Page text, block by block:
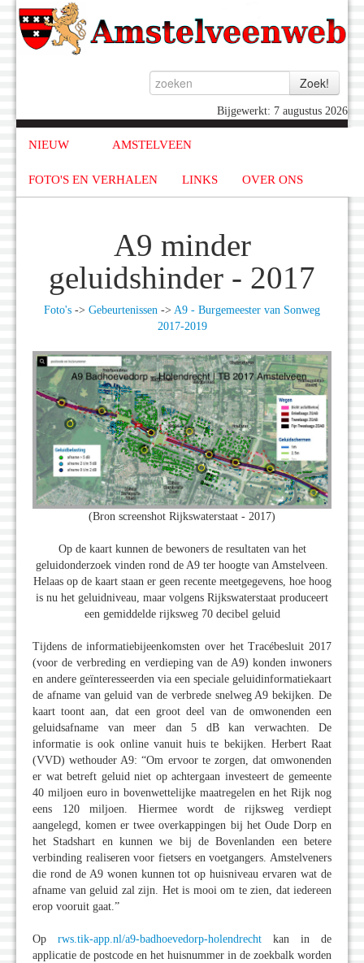
Bijgewerkt: 7 augustus 2026
NIEUW AMSTELVEEN
FOTO'S EN VERHALEN LINKS OVER ONS
A9 minder
geluidshinder - 2017
Foto's -> Gebeurtenissen -> A9 - Burgemeester van Sonweg
2017-2019
(Bron screenshot Rijkswaterstaat - 2017)
Op de kaart kunnen de bewoners de resultaten van het
geluidonderzoek vinden rond de A9 ter hoogte van Amstelveen.
Helaas op de kaart staan er geen recente meetgegevens, hoe hoog
is nu het geluidniveau, maar volgens Rijkswaterstaat produceert
een gemiddelde rijksweg 70 decibel geluid
Tijdens de informatiebijeenkomsten over het Tracébesluit 2017
(voor de verbreding en verdieping van de A9) konden inwoners
en andere geïnteresseerden via een speciale geluidinformatiekaart
de afname van geluid van de verbrede snelweg A9 bekijken. De
kaart toont aan, dat een groot deel van de omwonenden een
geluidsafname van meer dan 5 dB kan verwachten. De
informatie is ook online vanuit huis te bekijken. Herbert Raat
(VVD) wethouder A9: “Om ervoor te zorgen, dat omwonenden
er wat betreft geluid niet op achtergaan investeert de gemeente
40 miljoen euro in bovenwettelijke maatregelen en het Rijk nog
eens 120 miljoen. Hiermee wordt de rijksweg verdiept
aangelegd, komen er twee overkappingen bij het Oude Dorp en
het Stadshart en kunnen we bij de Bovenlanden een betere
verbinding realiseren voor fietsers en voetgangers. Amstelveners
die rond de A9 wonen kunnen tot op huisniveau ervaren wat de
afname van geluid zal zijn. Het is mooi om te zien, dat iedereen
erop vooruit gaat.”
Op rws.tik-app.nl/a9-badhoevedorp-holendrecht kan in de
applicatie de postcode en het huisnummer in de zoekbalk worden